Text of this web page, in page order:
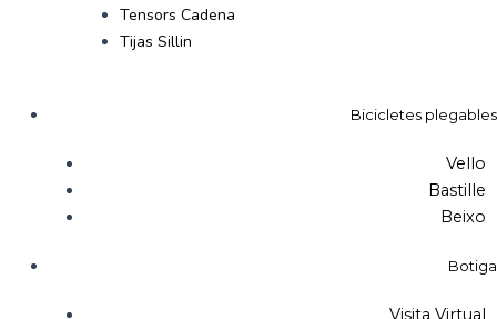
Tensors Cadena
Tijas Sillin
Bicicletes plegables
Vello
Bastille
Beixo
Botiga
Visita Virtual